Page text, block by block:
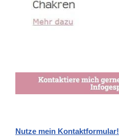
Nutze mein Kontaktformular!